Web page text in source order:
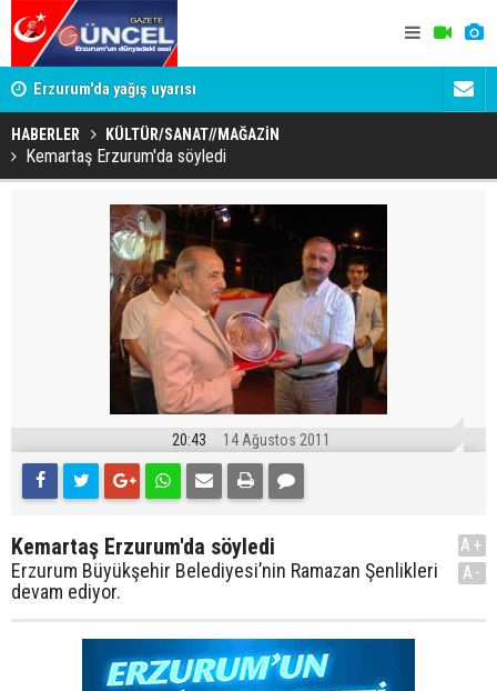
Erzurum'da yağış uyarısı Erzurum
HABERLER KÜLTÜR/SANAT//MAĞAZİN
Kemartaş Erzurum'da söyledi
20:43 14 Ağustos 2011
Kemartaş Erzurum'da söyledi
Erzurum Büyükşehir Belediyesi’nin Ramazan Şenlikleri
devam ediyor.
A+
A-